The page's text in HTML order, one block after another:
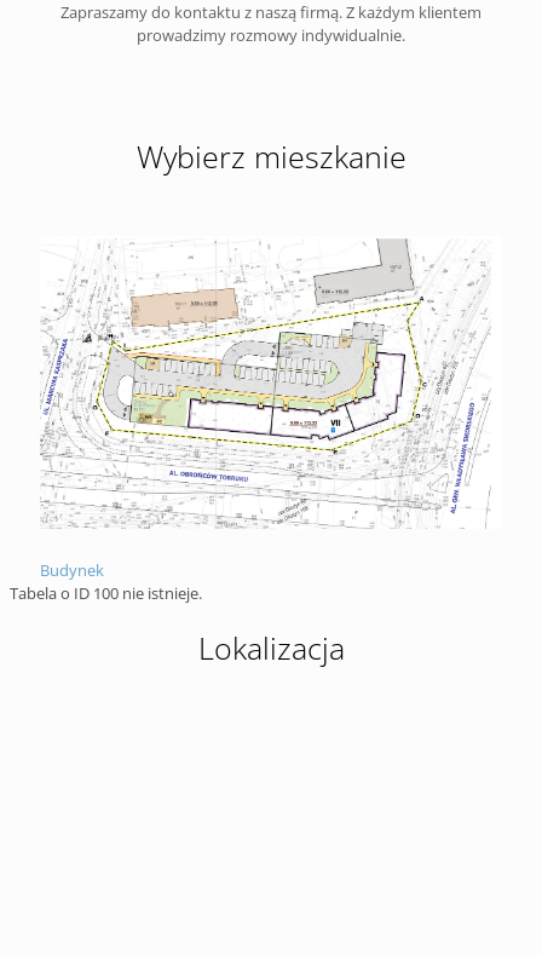
Zapraszamy do kontaktu z naszą firmą. Z każdym klientem
prowadzimy rozmowy indywidualnie.
Wybierz mieszkanie
Budynek
Tabela o ID 100 nie istnieje.
Lokalizacja